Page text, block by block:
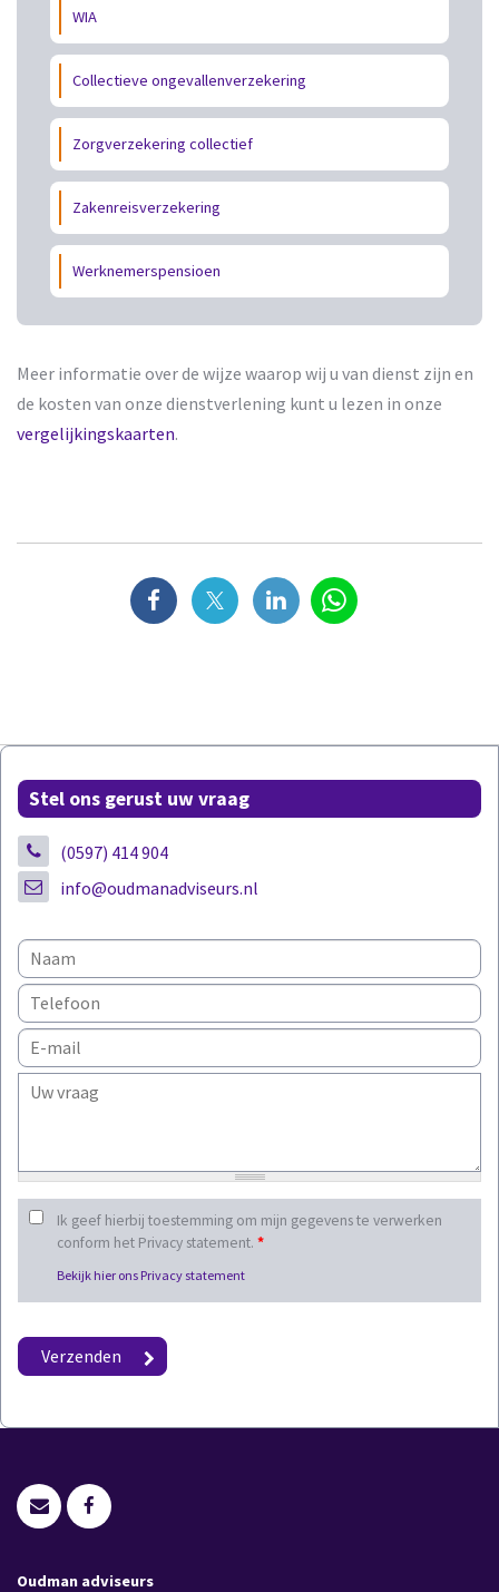
WIA
Collectieve ongevallenverzekering
Zorgverzekering collectief
Zakenreisverzekering
Werknemerspensioen
Meer informatie over de wijze waarop wij u van dienst zijn en
de kosten van onze dienstverlening kunt u lezen in onze
vergelijkingskaarten.
Stel ons gerust uw vraag
(0597) 414 904
info@oudmanadviseurs.nl
Ik geef hierbij toestemming om mijn gegevens te verwerken
conform het Privacy statement. *
Bekijk hier ons Privacy statement
Oudman adviseurs